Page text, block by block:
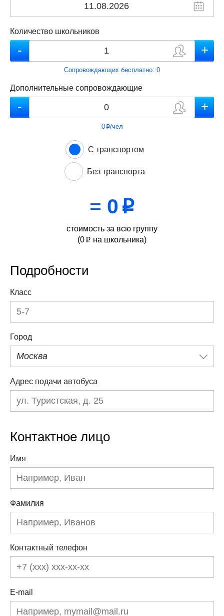
Количество школьников
Сопровождающих бесплатно: 0
Дополнительные сопровождающие
0p/чел
С транспортом
Без транспорта
= 0 p
стоимость за всю группу
(0 p на школьника)
Подробности
Класс
Город
Москва
Адрес подачи автобуса
Контактное лицо
Имя
Фамилия
Контактный телефон
E-mail